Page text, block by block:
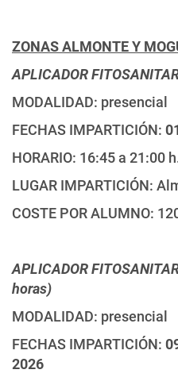
ZONAS ALMONTE Y
APLICADOR
MODALIDAD: presencial
FECHAS IMPARTICIÓN:
HORARIO: 16:45 a 21:00
LUGAR IMPARTICIÓN:
COSTE POR ALUMNO:
APLICADOR
horas)
MODALIDAD: presencial
FECHAS IMPARTICIÓN:
2026